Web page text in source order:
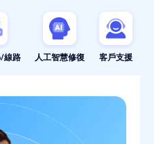
線路 人工智慧修復 客戶支援